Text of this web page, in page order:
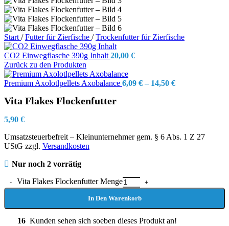
Start / Futter für Zierfische / Trockenfutter für Zierfische
CO2 Einwegflasche 390g Inhalt 20,00 €
Zurück zu den Produkten
Premium Axolotlpellets Axobalance 6,09 €– 14,50 €
Vita Flakes Flockenfutter
5,90 €
Umsatzsteuerbefreit – Kleinunternehmer gem. § 6 Abs. 1 Z 27
UStG zzgl. Versandkosten
Nur noch 2 vorrätig
Vita Flakes Flockenfutter Menge
In Den Warenkorb
16 Kunden sehen sich soeben dieses Produkt an!